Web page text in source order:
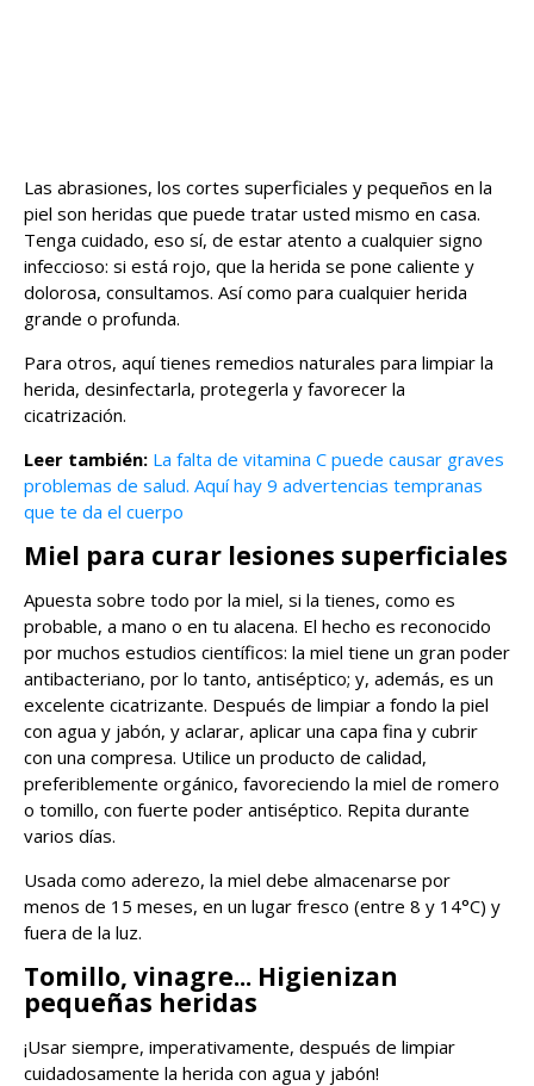
Las abrasiones, los cortes superficiales y pequeños en la
piel son heridas que puede tratar usted mismo en casa.
Tenga cuidado, eso sí, de estar atento a cualquier signo
infeccioso: si está rojo, que la herida se pone caliente y
dolorosa, consultamos. Así como para cualquier herida
grande o profunda.
Para otros, aquí tienes remedios naturales para limpiar la
herida, desinfectarla, protegerla y favorecer la
cicatrización.
Leer también: La falta de vitamina C puede causar graves
problemas de salud. Aquí hay 9 advertencias tempranas
que te da el cuerpo
Miel para curar lesiones superficiales
Apuesta sobre todo por la miel, si la tienes, como es
probable, a mano o en tu alacena. El hecho es reconocido
por muchos estudios científicos: la miel tiene un gran poder
antibacteriano, por lo tanto, antiséptico; y, además, es un
excelente cicatrizante. Después de limpiar a fondo la piel
con agua y jabón, y aclarar, aplicar una capa fina y cubrir
con una compresa. Utilice un producto de calidad,
preferiblemente orgánico, favoreciendo la miel de romero
o tomillo, con fuerte poder antiséptico. Repita durante
varios días.
Usada como aderezo, la miel debe almacenarse por
menos de 15 meses, en un lugar fresco (entre 8 y 14°C) y
fuera de la luz.
Tomillo, vinagre... Higienizan
pequeñas heridas
¡Usar siempre, imperativamente, después de limpiar
cuidadosamente la herida con agua y jabón!